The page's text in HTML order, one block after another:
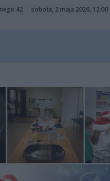
42 sobota, 2 maja 2026, 12:00